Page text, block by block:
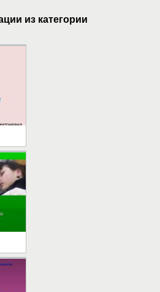
из категории